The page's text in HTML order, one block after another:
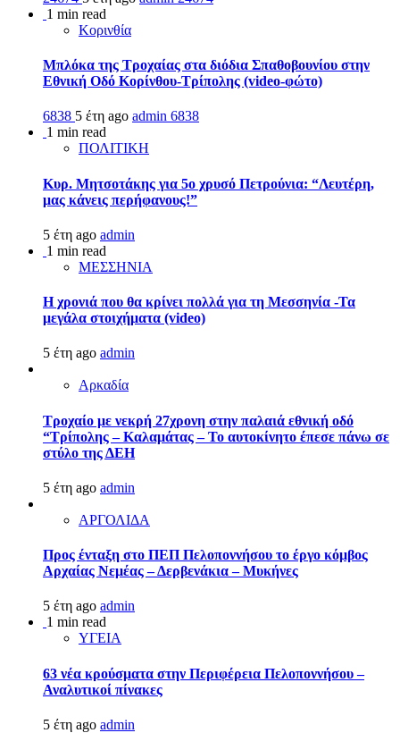
1 min read
Κορινθία
Μπλόκα της Τροχαίας στα διόδια Σπαθοβουνίου στην
Εθνική Οδό Κορίνθου-Τρίπολης (video-φώτο)
6838 5 έτη ago admin 6838
1 min read
ΠΟΛΙΤΙΚΗ
Κυρ. Μητσοτάκης για 5ο χρυσό Πετρούνια: “Λευτέρη,
μας κάνεις περήφανους!”
5 έτη ago admin
1 min read
ΜΕΣΣΗΝΙΑ
Η χρονιά που θα κρίνει πολλά για τη Μεσσηνία -Τα
μεγάλα στοιχήματα (video)
5 έτη ago admin
Αρκαδία
Τροχαίο με νεκρή 27χρονη στην παλαιά εθνική οδό
“Τρίπολης – Καλαμάτας – Το αυτοκίνητο έπεσε πάνω σε
στύλο της ΔΕΗ
5 έτη ago admin
ΑΡΓΟΛΙΔΑ
Προς ένταξη στο ΠΕΠ Πελοποννήσου το έργο κόμβος
Αρχαίας Νεμέας – Δερβενάκια – Μυκήνες
5 έτη ago admin
1 min read
ΥΓΕΙΑ
63 νέα κρούσματα στην Περιφέρεια Πελοποννήσου –
Αναλυτικοί πίνακες
5 έτη ago admin